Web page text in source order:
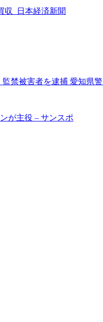
収 日本経済新聞
禁被害者を逮捕 愛知県警
が主役 – サンスポ